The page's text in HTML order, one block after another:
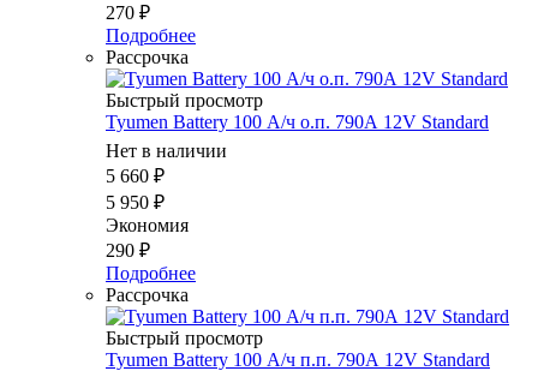
270 ₽
Подробнее
Рассрочка
Быстрый просмотр
Tyumen Battery 100 А/ч о.п. 790А 12V Standard
Нет в наличии
5 660 ₽
5 950 ₽
Экономия
290 ₽
Подробнее
Рассрочка
Быстрый просмотр
Tyumen Battery 100 А/ч п.п. 790А 12V Standard